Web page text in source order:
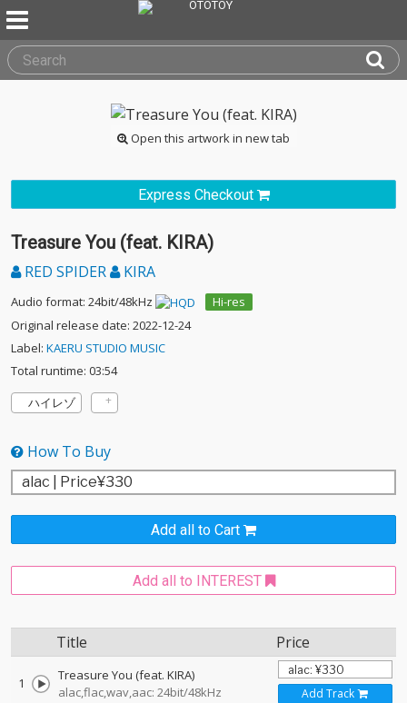
Open this artwork in new tab
Express Checkout
Treasure You (feat. KIRA)
RED SPIDER KIRA
Audio format: 24bit/48kHz
Hi-res
Original release date: 2022-12-24
Label: KAERU STUDIO MUSIC
Total runtime: 03:54
ハイレゾ
How To Buy
Add all to Cart
Add all to INTEREST
Title Price
1
Treasure You (feat. KIRA)
alac,flac,wav,aac: 24bit/48kHz
Add Track